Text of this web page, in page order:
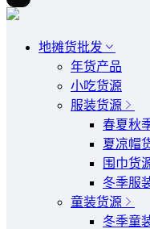
地摊货批发
年货产品
小吃货源
服装货源
春夏秋
夏凉帽
围巾货
冬季服
童装货源
冬季童